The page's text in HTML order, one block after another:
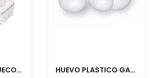
COMEDERO 3 HUECOS RECTANGULAR HUEVO PLASTICO GALLINA